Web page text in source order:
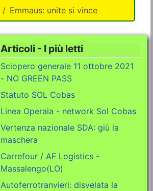
Emmaus: unite si vince
Articoli - I più letti
Sciopero generale 11 ottobre 2021
- NO GREEN PASS
Statuto SOL Cobas
Linea Operaia - network Sol Cobas
Vertenza nazionale SDA: giù la
maschera
Carrefour / AF Logistics -
Massalengo(LO)
Autoferrotranvieri: disvelata la